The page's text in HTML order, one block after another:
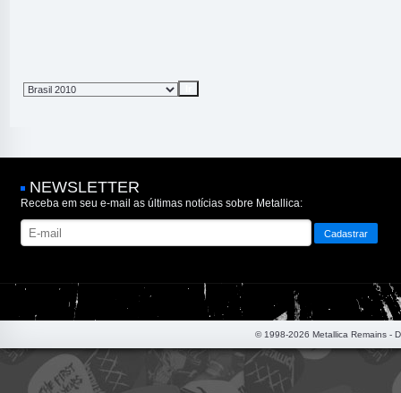
NEWSLETTER
Receba em seu e-mail as últimas notícias sobre Metallica:
© 1998-2026 Metallica Remains -